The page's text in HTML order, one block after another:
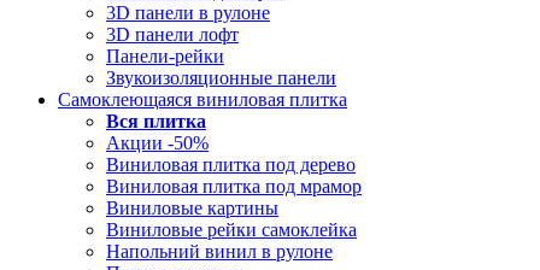
3D панели в рулоне
3D панели лофт
Панели-рейки
Звукоизоляционные панели
Самоклеющаяся виниловая плитка
Вся плитка
Акции -50%
Виниловая плитка под дерево
Виниловая плитка под мрамор
Виниловые картины
Виниловые рейки самоклейка
Напольний винил в рулоне